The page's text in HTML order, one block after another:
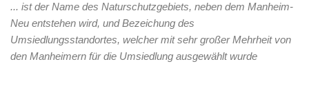
... ist der Name des Naturschutzgebiets, neben dem Manheim-
Neu entstehen wird, und Bezeichung des
Umsiedlungsstandortes, welcher mit sehr großer Mehrheit von
den Manheimern für die Umsiedlung ausgewählt wurde